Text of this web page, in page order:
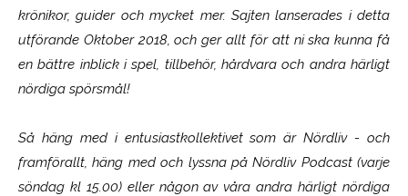
krönikor, guider och mycket mer. Sajten lanserades i detta
utförande Oktober 2018, och ger allt för att ni ska kunna få
en bättre inblick i spel, tillbehör, hårdvara och andra härligt
nördiga spörsmål!
Så häng med i entusiastkollektivet som ärNördliv- och
framförallt, häng med och lyssna på Nördliv Podcast (varje
söndag kl 15.00) eller någon av våra andra härligt nördiga